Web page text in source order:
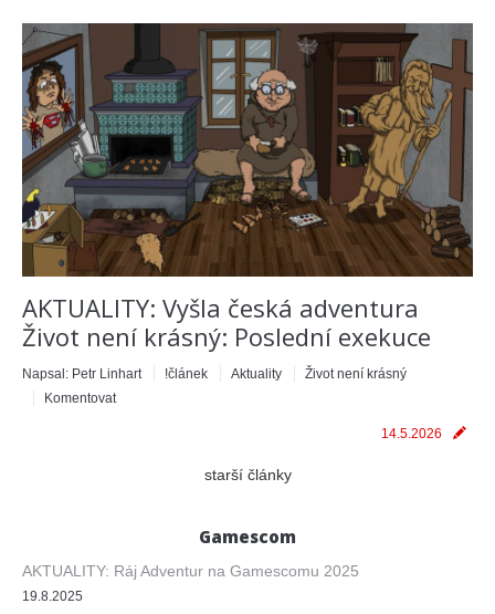
AKTUALITY: Vyšla česká adventura
Život není krásný: Poslední exekuce
Napsal: Petr Linhart !článek Aktuality
Život není krásný
Komentovat
14.5.2026
starší články
Gamescom
AKTUALITY: Ráj Adventur na Gamescomu 2025
19.8.2025